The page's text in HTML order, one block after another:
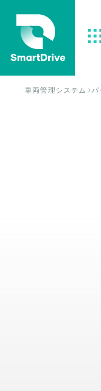
車両管理システム パ